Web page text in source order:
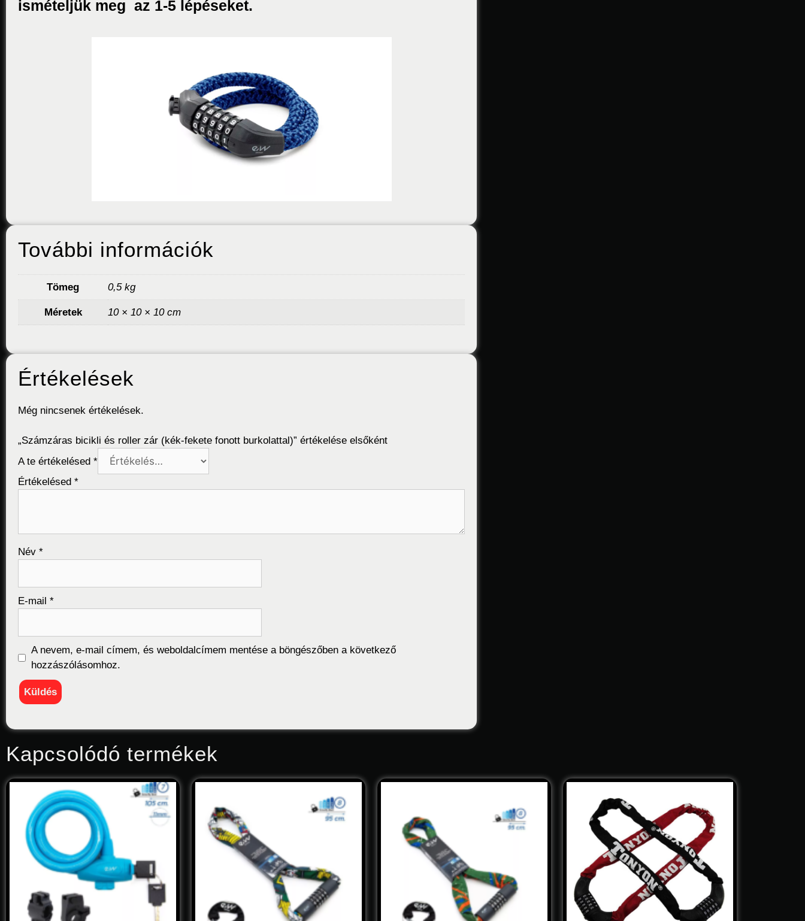
ismételjük meg az 1-5 lépéseket.
További információk
Tömeg 0,5 kg
Méretek 10 × 10 × 10 cm
Értékelések
Még nincsenek értékelések.
„Számzáras bicikli és roller zár (kék-fekete fonott burkolattal)” értékelése elsőként
A te értékelésed *
Értékelésed *
Név *
E-mail *
A nevem, e-mail címem, és weboldalcímem mentése a böngészőben a következő
hozzászólásomhoz.
Kapcsolódó termékek